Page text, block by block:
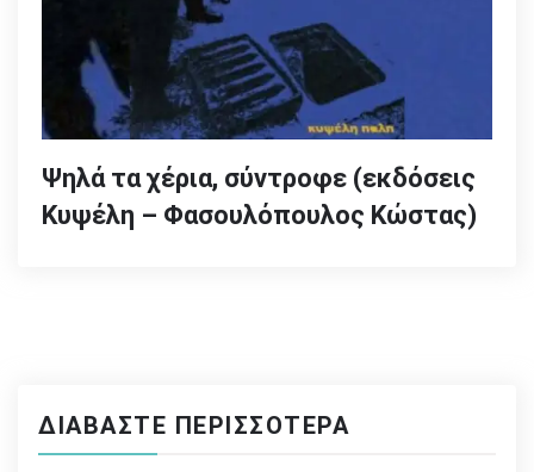
Ψηλά τα χέρια, σύντροφε (εκδόσεις
Κυψέλη – Φασουλόπουλος Κώστας)
ΔΙΑΒΆΣΤΕ ΠΕΡΙΣΣΌΤΕΡΑ